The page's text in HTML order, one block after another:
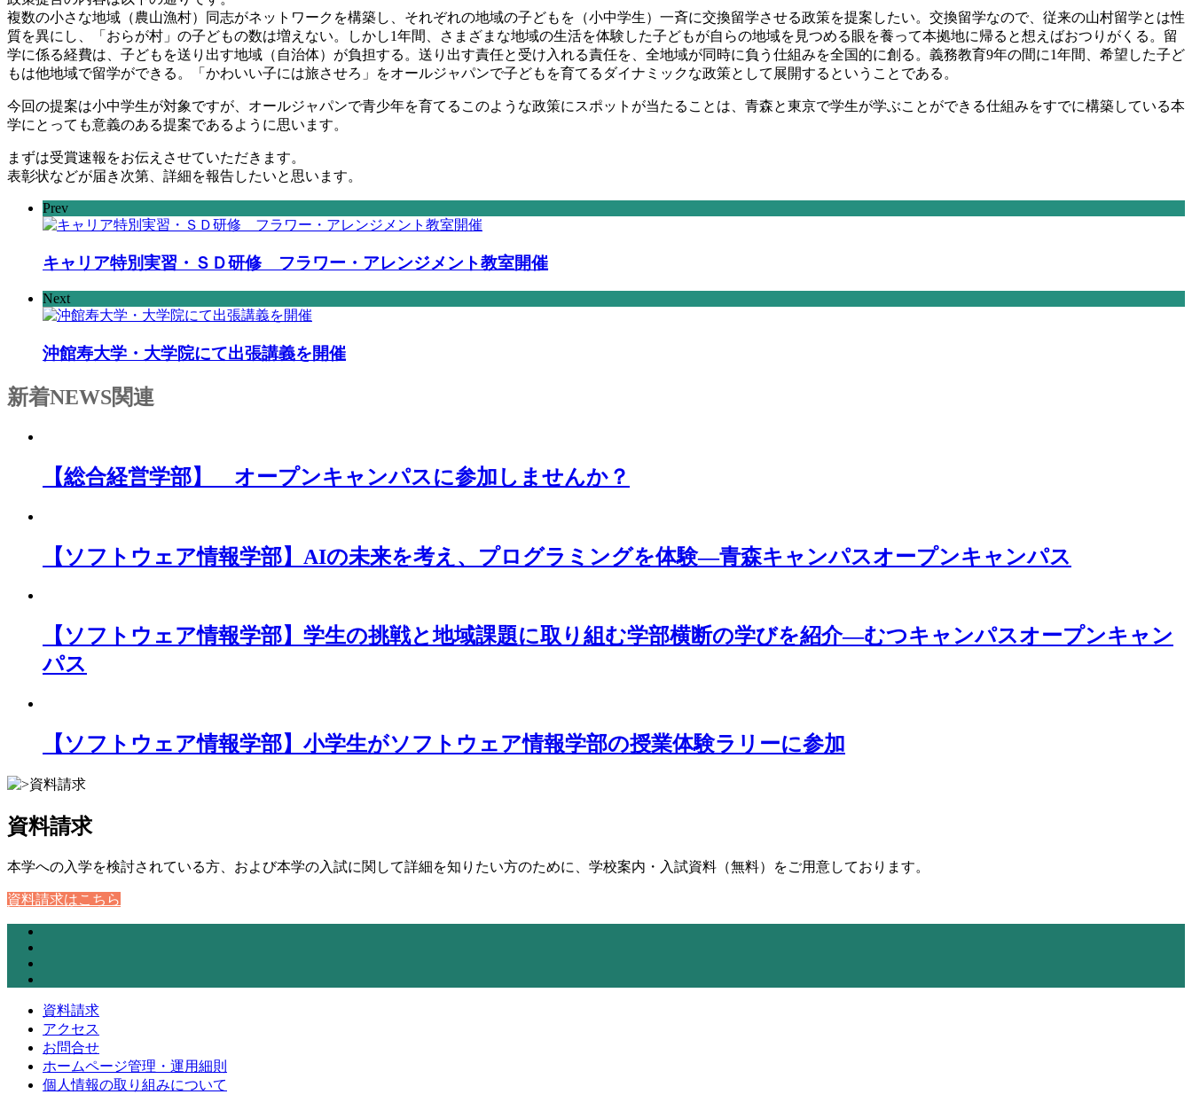
複数の小さな地域（農山漁村）同志がネットワークを構築し、それぞれの地域の子どもを（小中学生）一斉に交換留学させる政策を提案したい。交換留学なので、従来の山村留学とは性
質を異にし、「おらが村」の子どもの数は増えない。しかし1年間、さまざまな地域の生活を体験した子どもが自らの地域を見つめる眼を養って本拠地に帰ると想えばおつりがくる。留
学に係る経費は、子どもを送り出す地域（自治体）が負担する。送り出す責任と受け入れる責任を、全地域が同時に負う仕組みを全国的に創る。義務教育9年の間に1年間、希望した子ど
もは他地域で留学ができる。「かわいい子には旅させろ」をオールジャパンで子どもを育てるダイナミックな政策として展開するということである。
今回の提案は小中学生が対象ですが、オールジャパンで青少年を育てるこのような政策にスポットが当たることは、青森と東京で学生が学ぶことができる仕組みをすでに構築している本
学にとっても意義のある提案であるように思います。
まずは受賞速報をお伝えさせていただきます。
表彰状などが届き次第、詳細を報告したいと思います。
Prev
キャリア特別実習・ＳＤ研修 フラワー・アレンジメント教室開催
Next
沖館寿大学・大学院にて出張講義を開催
新着NEWS関連
【総合経営学部】 オープンキャンパスに参加しませんか？
【ソフトウェア情報学部】AIの未来を考え、プログラミングを体験―青森キャンパスオープンキャンパス
【ソフトウェア情報学部】学生の挑戦と地域課題に取り組む学部横断の学びを紹介―むつキャンパスオープンキャン
パス
【ソフトウェア情報学部】小学生がソフトウェア情報学部の授業体験ラリーに参加
資料請求
本学への入学を検討されている方、および本学の入試に関して詳細を知りたい方のために、学校案内・入試資料（無料）をご用意しております。
資料請求はこちら
資料請求
アクセス
お問合せ
ホームページ管理・運用細則
個人情報の取り組みについて